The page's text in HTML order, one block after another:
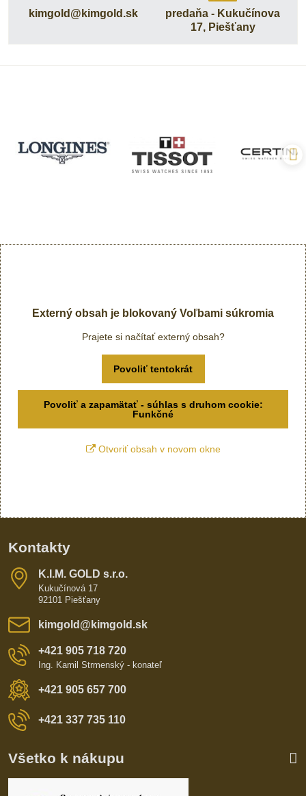
kimgold​@kimgold​.sk
predaňa - Kukučínova
17, Piešťany
Externý obsah je blokovaný Voľbami súkromia
Prajete si načítať externý obsah?
Povoliť tentokrát
Povoliť a zapamätať - súhlas s druhom cookie:
Funkčné
Otvoriť obsah v novom okne
Kontakty
K​​.I​​.M​​. GOLD s​​.r​​.o​​.
Kukučínová 17
92101 Piešťany
kimgold​@kimgold​.sk
+421 905 718 720
Ing. Kamil Strmenský - konateľ
+421 905 657 700
+421 337 735 110
Všetko k nákupu